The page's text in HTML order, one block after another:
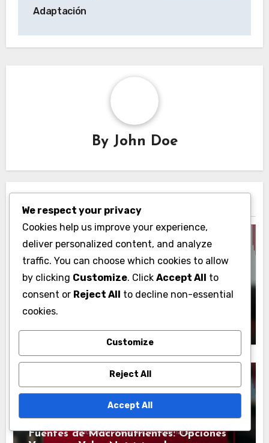
Adaptación
By John Doe
Related Post
Macronutrientes para Atletas
Equilibrio de Macronutrientes: Pérdida
de Peso, Energía y Conservación
Macronutrientes para Atletas
Fuentes de Macronutrientes: Opciones
We respect your privacy
Cookies help us improve your experience,
deliver personalized content, and analyze
traffic. You can choose which cookies to allow
by clicking Customize. Click Accept All to
consent or Reject All to decline non-essential
cookies.
Customize
Reject All
Accept All